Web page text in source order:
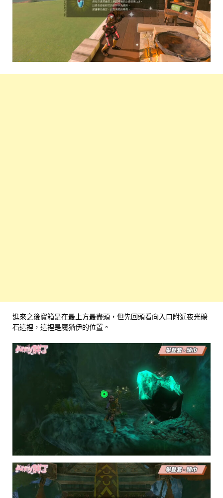
進來之後寶箱是在最上方最盡頭，但先回頭看向入口附近夜光礦
石這裡，這裡是魔猶伊的位置。